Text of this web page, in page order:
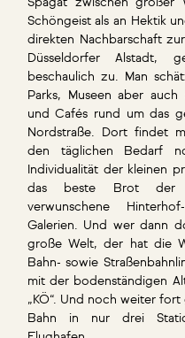
Spagat zwischen großer
Schöngeist als an Hektik
direkten Nachbarschaft
Düsseldorfer Alstadt,
beschaulich zu. Man
Parks, Museen aber
und Cafés rund um das
Nordstraße. Dort findet
den täglichen Bedarf
Individualität der kleinen
das beste Brot der
verwunschene
Galerien. Und wer dann
große Welt, der hat die
Bahn- sowie
mit der bodenständigen
„KÖ“. Und noch weiter
Bahn in nur drei